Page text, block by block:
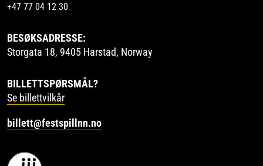
+47 77 04 12 30
BESØKSADRESSE:
Storgata 18, 9405 Harstad, Norway
BILLETTSPØRSMÅL?
Se billettvilkår
billett@festspillnn.no